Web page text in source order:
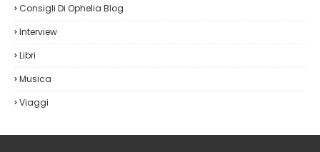
Consigli Di Ophelia Blog
Interview
Libri
Musica
Viaggi